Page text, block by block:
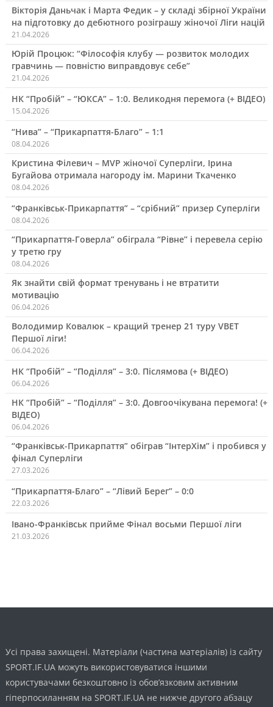
Вікторія Даньчак і Марта Федик – у складі збірної України
на підготовку до дебютного розіграшу жіночої Ліги націй
21.04.2026
Юрій Процюк: “Філософія клубу — розвиток молодих
гравчинь — повністю виправдовує себе”
21.04.2026
НК “Пробій” – “ЮКСА” – 1:0. Великодня перемога (+ ВІДЕО)
15.04.2026
“Нива” – “Прикарпаття-Благо” – 1:1
08.04.2026
Кристина Філевич – MVP жіночої Суперліги, Ірина
Бугайова отримала нагороду ім. Марини Ткаченко
08.04.2026
“Франківськ-Прикарпаття” – “срібний” призер Суперліги
08.04.2026
“Прикарпаття-Говерла” обіграла “Рівне” і перевела серію
у третю гру
08.04.2026
Як знайти свій формат тренувань і не втратити
мотивацію
06.04.2026
Володимир Ковалюк – кращий тренер 21 туру VBET
Першої ліги!
06.04.2026
НК “Пробій” – “Поділля” – 3:0. Післямова (+ ВІДЕО)
06.04.2026
НК “Пробій” – “Поділля” – 3:0. Довгоочікувана перемога! (+
ВІДЕО)
06.04.2026
“Франківськ-Прикарпаття” обіграв “ІнтерХім” і пробився у
фінал Суперліги
27.03.2026
“Прикарпаття-Благо” – “Лівий Берег” – 0:0
22.03.2026
Івано-Франківськ прийме Фінал восьми Першої ліги
21.03.2026
Усі права захищені. Матеріали (частина матеріалів) із сайту
SPORT.IF.UA можуть використовуватися іншими
користувачами безкоштовно із обов’язковим активним
гіперпосиланням на SPORT.IF.UA не нижче другого абзацу